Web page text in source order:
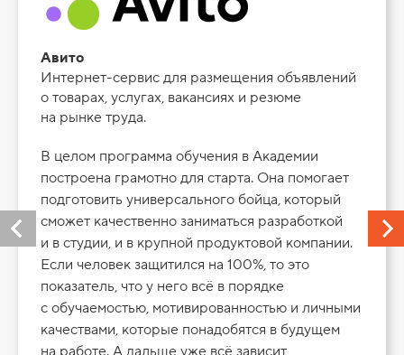
В целом программа обучения в Академии
построена грамотно для старта. Она помогает
подготовить универсального бойца, который
сможет качественно заниматься разработкой
и в студии, и в крупной продуктовой компании.
Если человек защитился на 100%, то это
показатель, что у него всё в порядке
с обучаемостью, мотивированностью и личными
качествами, которые понадобятся в будущем
Авито
Интернет-сервис для размещения объявлений
о товарах, услугах, вакансиях и резюме
на рынке труда.